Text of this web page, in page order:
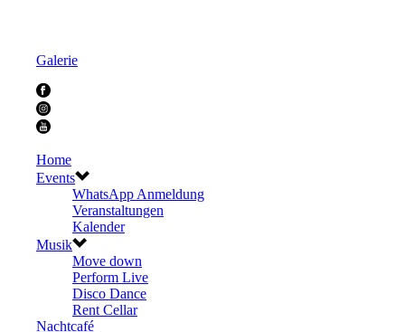
Galerie
Home
Events
WhatsApp Anmeldung
Veranstaltungen
Kalender
Musik
Move down
Perform Live
Disco Dance
Rent Cellar
Nachtcafé